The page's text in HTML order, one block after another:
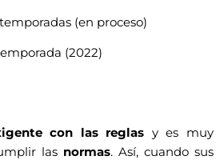
(en proceso)
(2022)
con las reglas y es muy
las normas. Así, cuando sus